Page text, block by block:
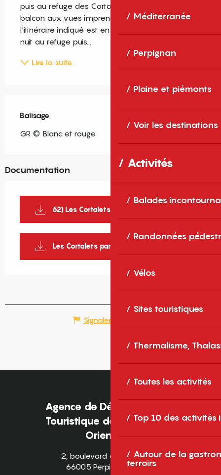
Méditerranée
Perpignan
Plaine et piémonts
Voir les destinations
Activités
Balades
Randonnées
Vélos
Sites touristiques
Thermalisme,
Toutes les activités
Top 10 des activités
Autour de la
terroirs
puis au refuge des Cortalets par un sentier en
balcon aux vues imprenables.Attention
l'itinéraire indiqué est en aller simple, prévoir une
nuit au refuge puis...
Lire la suite
Balisage
GR © Blanc et rouge
Documentation
62) Les Cortalets par le GR®10
Les Cortalets par le GR®10_1
Signaler une erreur
Agence de Développement
Touristique des Pyrénées-
Orientales
2, boulevard des Pyrénées
66005 Perpignan Cedex